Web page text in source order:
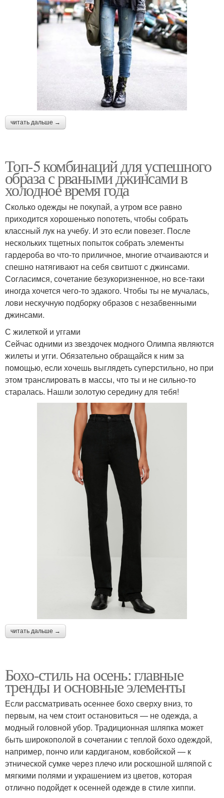
читать дальше →
Топ-5 комбинаций для успешного
образа с рваными джинсами в
холодное время года
Сколько одежды не покупай, а утром все равно
приходится хорошенько попотеть, чтобы собрать
классный лук на учебу. И это если повезет. После
нескольких тщетных попыток собрать элементы
гардероба во что-то приличное, многие отчаиваются и
спешно натягивают на себя свитшот с джинсами.
Согласимся, сочетание безукоризненное, но все-таки
иногда хочется чего-то эдакого. Чтобы ты не мучалась,
лови нескучную подборку образов с незабвенными
джинсами.
С жилеткой и уггами
Сейчас одними из звездочек модного Олимпа являются
жилеты и угги. Обязательно обращайся к ним за
помощью, если хочешь выглядеть суперстильно, но при
этом транслировать в массы, что ты и не сильно-то
старалась. Нашли золотую середину для тебя!
читать дальше →
Бохо-стиль на осень: главные
тренды и основные элементы
Если рассматривать осеннее бохо сверху вниз, то
первым, на чем стоит остановиться — не одежда, а
модный головной убор. Традиционная шляпка может
быть широкополой в сочетании с теплой бохо одеждой,
например, пончо или кардиганом, ковбойской — к
этнической сумке через плечо или роскошной шляпой с
мягкими полями и украшением из цветов, которая
отлично подойдет к осенней одежде в стиле хиппи.